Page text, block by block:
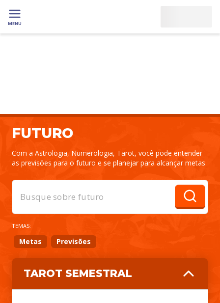
MENU
FUTURO
Com a Astrologia, Numerologia, Tarot, você pode entender
as previsões para o futuro e se planejar para alcançar metas
TEMAS:
Metas Previsões
TAROT SEMESTRAL